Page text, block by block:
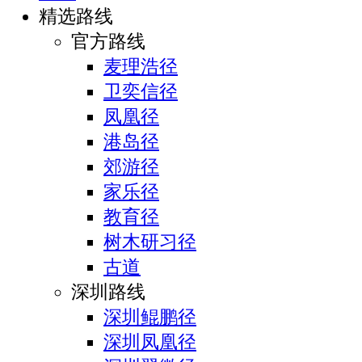
精选路线
官方路线
麦理浩径
卫奕信径
凤凰径
港岛径
郊游径
家乐径
教育径
树木研习径
古道
深圳路线
深圳鲲鹏径
深圳凤凰径